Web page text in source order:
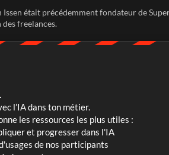
Issen était précédemment fondateur de
freelances.
l’IA dans ton métier.
les ressources les plus utiles :
et progresser dans l'IA
de nos participants